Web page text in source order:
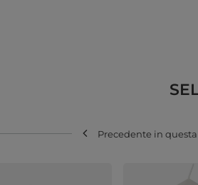
Precedente in